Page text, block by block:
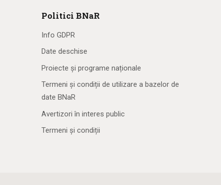
Politici BNaR
Info GDPR
Date deschise
Proiecte și programe naționale
Termeni și condiții de utilizare a bazelor de
date BNaR
Avertizori în interes public
Termeni și condiții